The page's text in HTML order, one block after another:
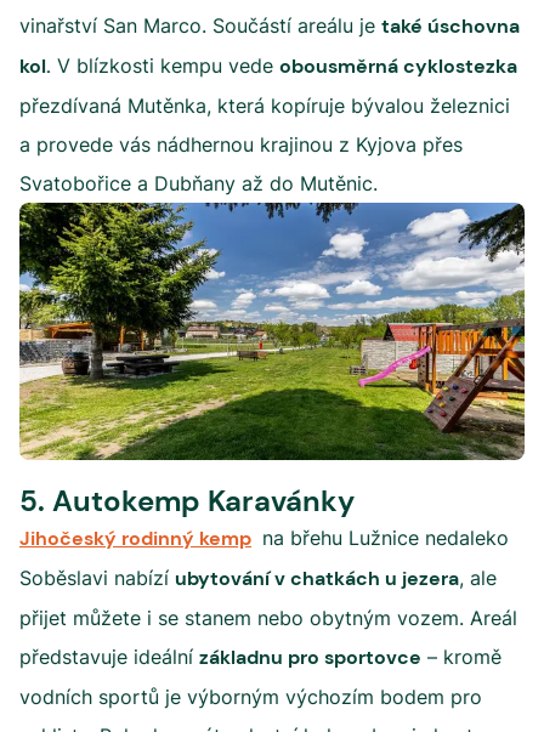
vinařství San Marco. Součástí areálu je také úschovna
kol. V blízkosti kempu vede obousměrná cyklostezka
přezdívaná Mutěnka, která kopíruje bývalou železnici
a provede vás nádhernou krajinou z Kyjova přes
Svatobořice a Dubňany až do Mutěnic.
5. Autokemp Karavánky
Jihočeský rodinný kemp na břehu Lužnice nedaleko
Soběslavi nabízí ubytování v chatkách u jezera, ale
přijet můžete i se stanem nebo obytným vozem. Areál
představuje ideální základnu pro sportovce – kromě
vodních sportů je výborným výchozím bodem pro